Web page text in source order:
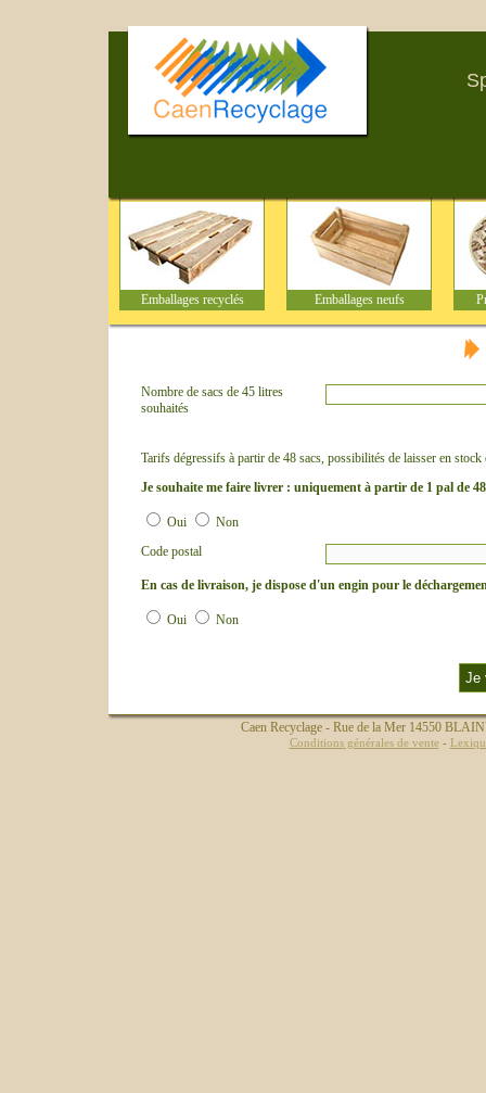
Emballages recyclés Emballages neufs
Nombre de sacs de 45 litres
souhaités
Tarifs dégressifs à partir de 48 sacs, possibilités de laisser en
Je souhaite me faire livrer : uniquement à partir de 1 pal de 48
Oui
Non
Code postal
En cas de livraison, je dispose d'un engin pour le
Oui Non
Caen Recyclage - Rue de la Mer 14550
Conditions générales de vente-